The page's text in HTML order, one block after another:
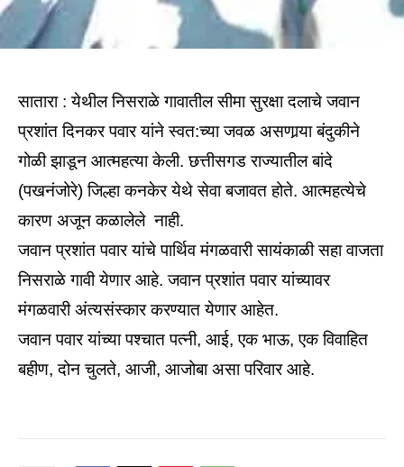
सातारा : येथील निसराळे गावातील सीमा सुरक्षा दलाचे जवान
प्रशांत दिनकर पवार यांने स्वत:च्या जवळ असणार्‍या बंदुकीने
गोळी झाडून आत्महत्या केली. छत्तीसगड राज्यातील बांदे
(पखनंजोरे) जिल्हा कनकेर येथे सेवा बजावत होते. आत्महत्येचे
कारण अजून कळालेले नाही.
जवान प्रशांत पवार यांचे पार्थिव मंगळवारी सायंकाळी सहा वाजता
निसराळे गावी येणार आहे. जवान प्रशांत पवार यांच्यावर
मंगळवारी अंत्यसंस्कार करण्यात येणार आहेत.
जवान पवार यांच्या पश्चात पत्नी, आई, एक भाऊ, एक विवाहित
बहीण, दोन चुलते, आजी, आजोबा असा परिवार आहे.